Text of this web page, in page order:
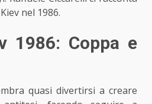
nel 1986.
1986: Coppa e
quasi divertirsi a creare